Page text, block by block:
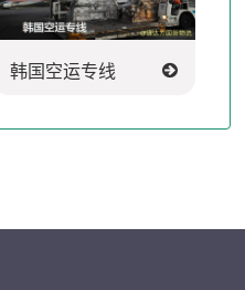
韩国空运专线